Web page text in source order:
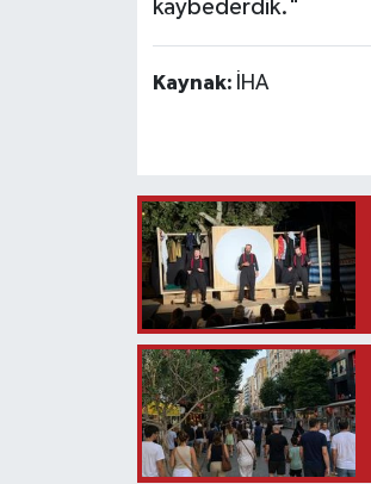
kaybederdik."
Kaynak: İHA